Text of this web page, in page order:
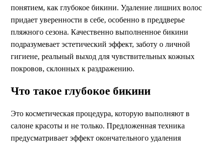
понятием, как глубокое бикини. Удаление лишних волос
придает уверенности в себе, особенно в преддверье
пляжного сезона. Качественно выполненное бикини
подразумевает эстетический эффект, заботу о личной
гигиене, реальный выход для чувствительных кожных
покровов, склонных к раздражению.
Что такое глубокое бикини
Это косметическая процедура, которую выполняют в
салоне красоты и не только. Предложенная техника
предусматривает эффект окончательного удаления